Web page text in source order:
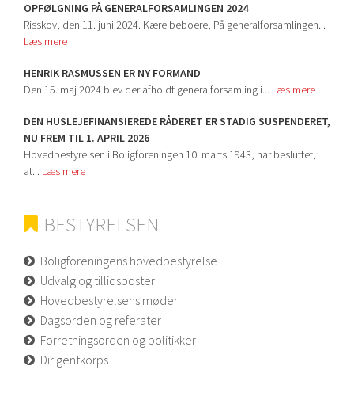
OPFØLGNING PÅ GENERALFORSAMLINGEN 2024
Risskov, den 11. juni 2024. Kære beboere, På generalforsamlingen...
Læs mere
HENRIK RASMUSSEN ER NY FORMAND
Den 15. maj 2024 blev der afholdt generalforsamling i... Læs mere
DEN HUSLEJEFINANSIEREDE RÅDERET ER STADIG SUSPENDERET,
NU FREM TIL 1. APRIL 2026
Hovedbestyrelsen i Boligforeningen 10. marts 1943, har besluttet,
at... Læs mere
BESTYRELSEN
Boligforeningens hovedbestyrelse
Udvalg og tillidsposter
Hovedbestyrelsens møder
Dagsorden og referater
Forretningsorden og politikker
Dirigentkorps